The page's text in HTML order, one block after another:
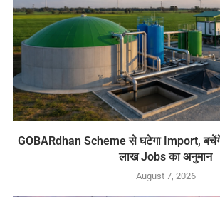
GOBARdhan Scheme से घटेगा Import,
लाख Jobs का अनुमान
August 7, 2026